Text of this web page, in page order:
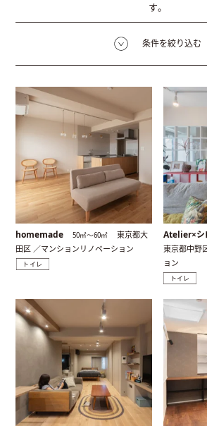
す。
条件を絞り込む
homemade 50㎡〜60㎡
東京都大
田区 ／マンションリノベーション
トイレ
Atelier×シ
東京都中野
ョン
トイレ